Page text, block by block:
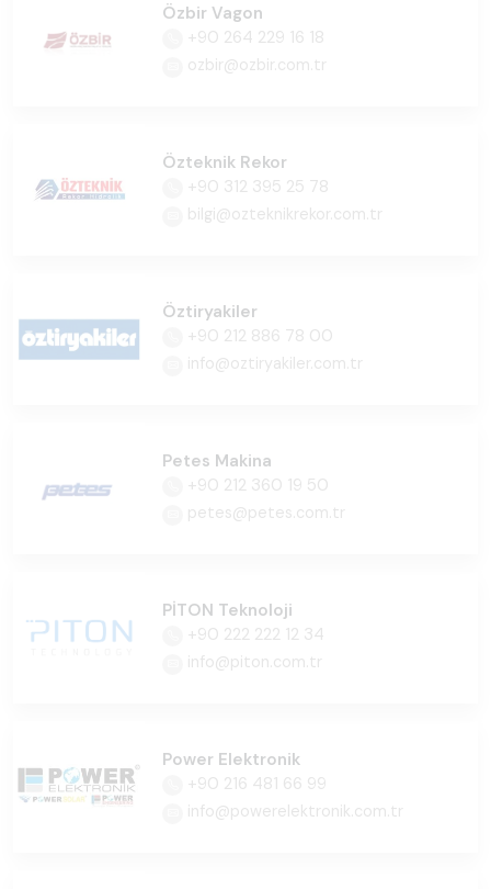
Özbir Vagon
+90 264 229 16 18
ozbir@ozbir.com.tr
Özteknik Rekor
+90 312 395 25 78
bilgi@ozteknikrekor.com.tr
Öztiryakiler
+90 212 886 78 00
info@oztiryakiler.com.tr
Petes Makina
+90 212 360 19 50
petes@petes.com.tr
PİTON Teknoloji
+90 222 222 12 34
info@piton.com.tr
Power Elektronik
+90 216 481 66 99
info@powerelektronik.com.tr